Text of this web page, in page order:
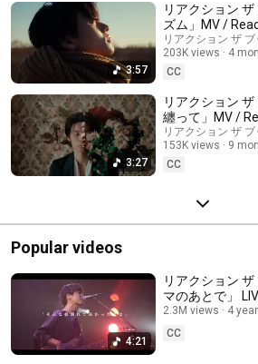
3:57
リアクション
ズム」MV /
Buttha - Prizm
リアクション ザ ブ
203K views
4
CC
3:27
リアクション
纏って」MV /
Buttha -
リアクション ザ ブ
153K views
9
CC
Popular videos
4:21
リアクション
マのあとで」
Reaction The
no atode (After
2.3M views
4
CC